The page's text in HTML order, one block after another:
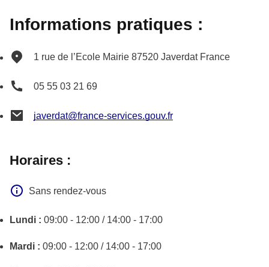
Informations pratiques :
1 rue de l’Ecole Mairie 87520 Javerdat France
05 55 03 21 69
javerdat@france-services.gouv.fr
Horaires :
Sans rendez-vous
Lundi : 09:00 - 12:00 / 14:00 - 17:00
Mardi : 09:00 - 12:00 / 14:00 - 17:00